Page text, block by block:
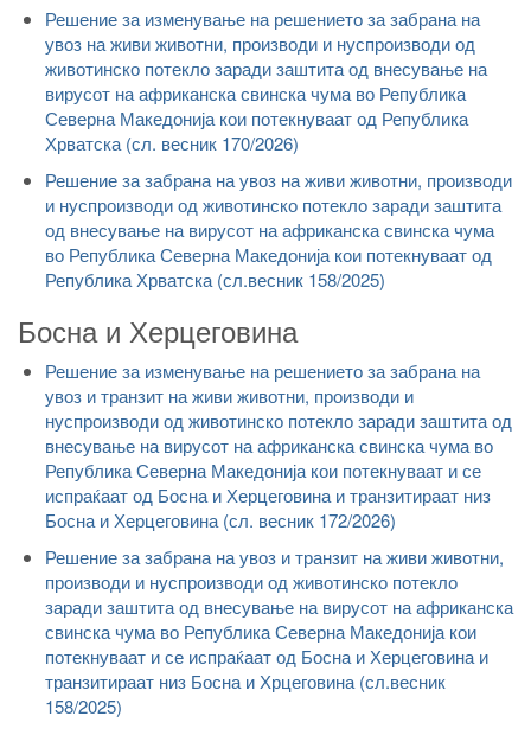
Решение за изменување на решението за забрана на
увоз на живи животни, производи и нуспроизводи од
животинско потекло заради заштита од внесување на
вирусот на африканска свинска чума во Република
Северна Македонија кои потекнуваат од Република
Хрватска (сл. весник 170/2026)
Решение за забрана на увоз на живи животни, производи
и нуспроизводи од животинско потекло заради заштита
од внесување на вирусот на африканска свинска чума
во Република Северна Македонија кои потекнуваат од
Република Хрватска (сл.весник 158/2025)
Босна и Херцеговина
Решение за изменување на решението за забрана на
увоз и транзит на живи животни, производи и
нуспроизводи од животинско потекло заради заштита од
внесување на вирусот на африканска свинска чума во
Република Северна Македонија кои потекнуваат и се
испраќаат од Босна и Херцеговина и транзитираат низ
Босна и Херцеговина (сл. весник 172/2026)
Решение за забрана на увоз и транзит на живи животни,
производи и нуспроизводи од животинско потекло
заради заштита од внесување на вирусот на африканска
свинска чума во Република Северна Македонија кои
потекнуваат и се испраќаат од Босна и Херцеговина и
транзитираат низ Босна и Хрцеговина (сл.весник
158/2025)